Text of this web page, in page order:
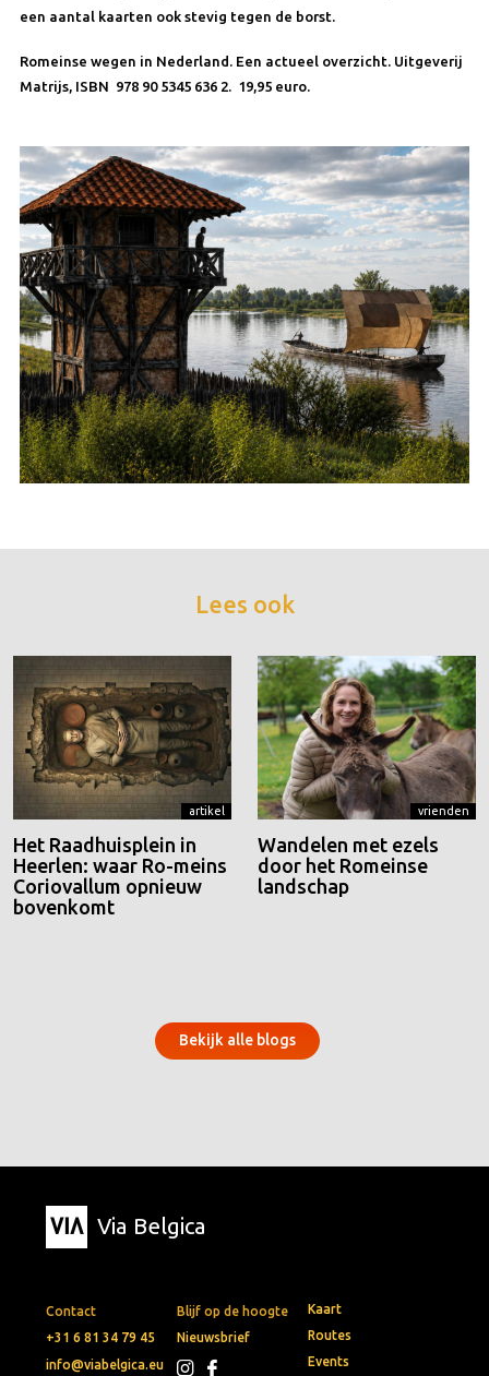
een aantal kaarten ook stevig tegen de borst.
Romeinse wegen in Nederland. Een actueel overzicht. Uitgeverij
Matrijs, ISBN 978 90 5345 636 2. 19,95 euro.
Lees ook
artikel
Het Raadhuisplein in
Heerlen: waar Ro-meins
Coriovallum opnieuw
bovenkomt
vrienden
Wandelen met ezels
door het Romeinse
landschap
Bekijk alle blogs
Via Belgica
Contact
+31 6 81 34 79 45
info@viabelgica.eu
Blijf op de hoogte
Nieuwsbrief
Kaart
Routes
Events